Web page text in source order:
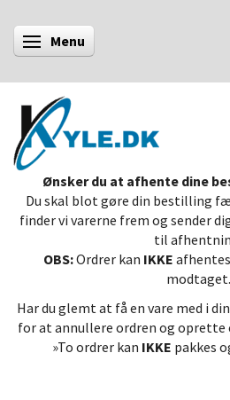
Skifte navigation
Menu
Ønsker du at afhente dine
Du skal blot gøre din bestilling
finder vi varerne frem og sender
til
OBS:Ordrer kan IKKE
modtaget.
Har du glemt at få en vare med i
for at annullere ordren og oprette
»To ordrer kan IKKE pakkes